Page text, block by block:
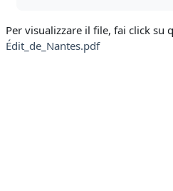
Per visualizzare il file, fai click su
Édit_de_Nantes.pdf